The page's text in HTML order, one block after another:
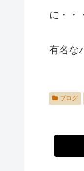
に・・
有名な
ブログ